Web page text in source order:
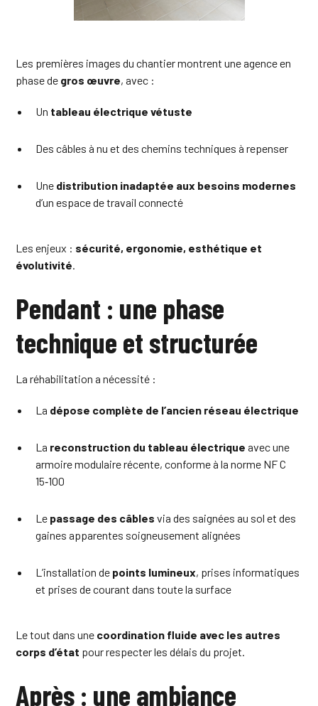
Les premières images du chantier montrent une agence en
phase de gros œuvre, avec :
Un tableau électrique vétuste
Des câbles à nu et des chemins techniques à repenser
Une distribution inadaptée aux besoins modernes
d’un espace de travail connecté
Les enjeux : sécurité, ergonomie, esthétique et
évolutivité.
Pendant : une phase
technique et structurée
La réhabilitation a nécessité :
La dépose complète de l’ancien réseau électrique
La reconstruction du tableau électrique avec une
armoire modulaire récente, conforme à la norme NF C
15‑100
Le passage des câbles via des saignées au sol et des
gaines apparentes soigneusement alignées
L’installation de points lumineux, prises informatiques
et prises de courant dans toute la surface
Le tout dans une coordination fluide avec les autres
corps d’état pour respecter les délais du projet.
Après : une ambiance